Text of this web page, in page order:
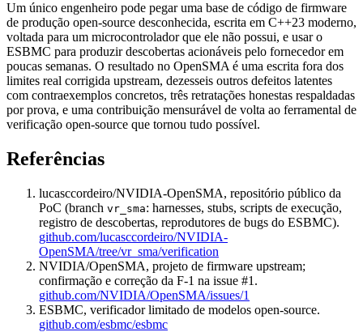
Um único engenheiro pode pegar uma base de código de firmware
de produção open-source desconhecida, escrita em C++23 moderno,
voltada para um microcontrolador que ele não possui, e usar o
ESBMC para produzir descobertas acionáveis pelo fornecedor em
poucas semanas. O resultado no OpenSMA é uma escrita fora dos
limites real corrigida upstream, dezesseis outros defeitos latentes
com contraexemplos concretos, três retratações honestas respaldadas
por prova, e uma contribuição mensurável de volta ao ferramental de
verificação open-source que tornou tudo possível.
Referências
lucasccordeiro/NVIDIA-OpenSMA, repositório público da
PoC (branch vr_sma: harnesses, stubs, scripts de execução,
registro de descobertas, reprodutores de bugs do ESBMC).
github.com/lucasccordeiro/NVIDIA-
OpenSMA/tree/vr_sma/verification
NVIDIA/OpenSMA, projeto de firmware upstream;
confirmação e correção da F-1 na issue #1.
github.com/NVIDIA/OpenSMA/issues/1
ESBMC, verificador limitado de modelos open-source.
github.com/esbmc/esbmc